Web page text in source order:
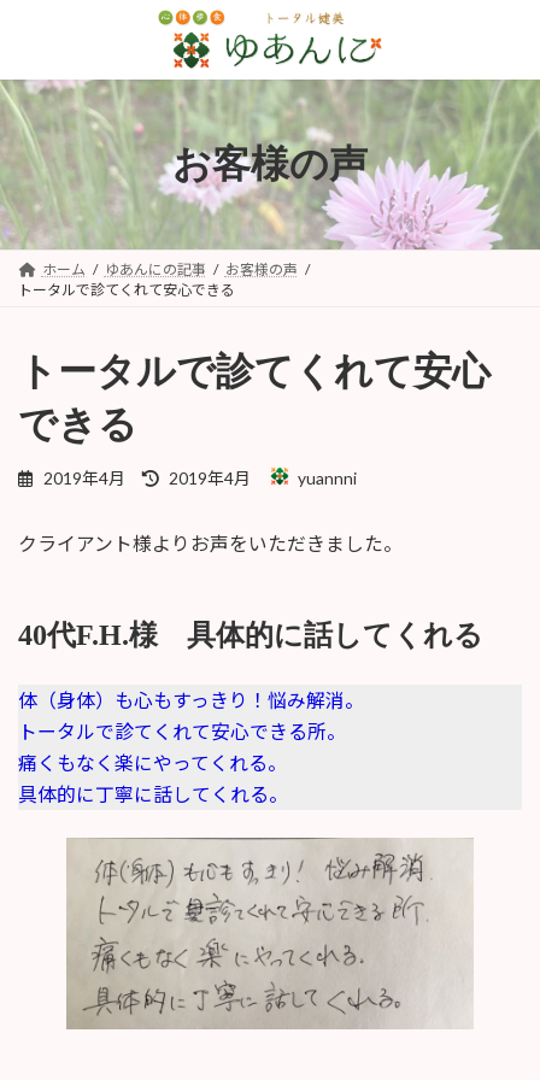
ン
ツ
キ
ッ
ー
シ
に
移
お客様の声
ホーム ゆあんにの記事
お客様の声
トータルで診てくれて安心できる
トータルで診てくれて安心
できる
2019年4月
最
新
2019年4月 yuannni
クライアント様よりお声をいただきました。
40代F.H.様 具体的に話してくれる
体（身体）も心もすっきり！悩み解消。
トータルで診てくれて安心できる所。
痛くもなく楽にやってくれる。
具体的に丁寧に話してくれる。